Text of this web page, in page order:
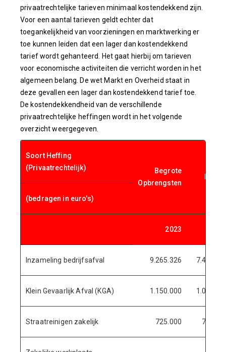
privaatrechtelijke tarieven minimaal kostendekkend zijn.
Voor een aantal tarieven geldt echter dat
toegankelijkheid van voorzieningen en marktwerking er
toe kunnen leiden dat een lager dan kostendekkend
tarief wordt gehanteerd. Het gaat hierbij om tarieven
voor economische activiteiten die verricht worden in het
algemeen belang. De wet Markt en Overheid staat in
deze gevallen een lager dan kostendekkend tarief toe.
De kostendekkendheid van de verschillende
privaatrechtelijke heffingen wordt in het volgende
overzicht weergegeven.
Soort Heffing
(Privaatrechtelijk)
Begrote
Opbrengsten
(bedragen in euro's)
2023
Inzameling bedrijfsafval 9.265.326
Klein Gevaarlijk Afval (KGA) 1.150.000
Straatreinigen zakelijk 725.000